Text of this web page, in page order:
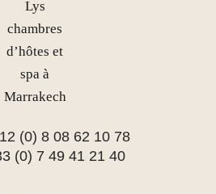
(0) 8 08 62 10 78
(0) 7 49 41 21 40